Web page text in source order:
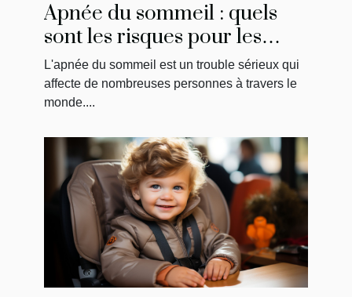
Apnée du sommeil : quels
sont les risques pour les
conducteurs?
L'apnée du sommeil est un trouble sérieux qui
affecte de nombreuses personnes à travers le
monde....